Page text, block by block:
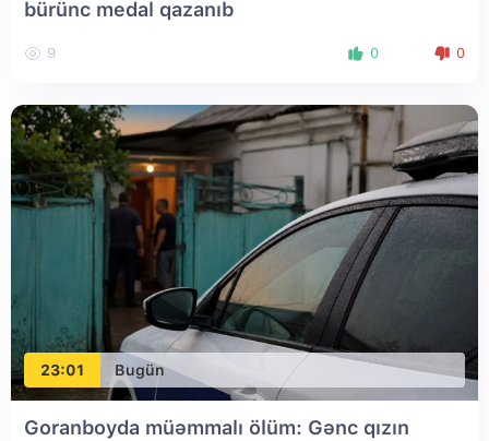
bürünc medal qazanıb
9 0 0
23:01 Bugün
Goranboyda müəmmalı ölüm: Gənc qızın